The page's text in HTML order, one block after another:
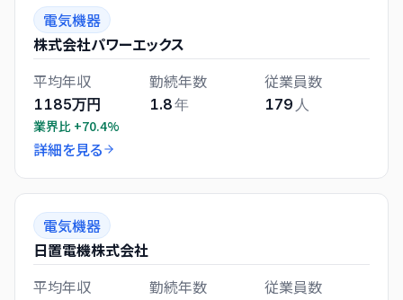
電気機器
株式会社パワーエックス
平均年収
1185万円
業界比 +70.4%
勤続年数
1.8年
従業員数
179 人
詳細を見る
電気機器
日置電機株式会社
平均年収
勤続年数 従業員数